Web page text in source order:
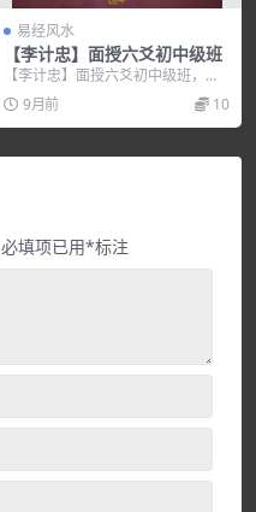
易经风水
【李计忠】面授六爻初中级班
【李计忠】面授六爻初中级班，培
训讲座视频，培训课程视频教程下
载，百度网盘资源分享...
9月前 10
必填项已用*标注